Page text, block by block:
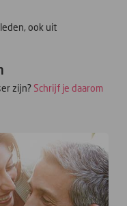
ook uit
zijn?Schrijf je daarom